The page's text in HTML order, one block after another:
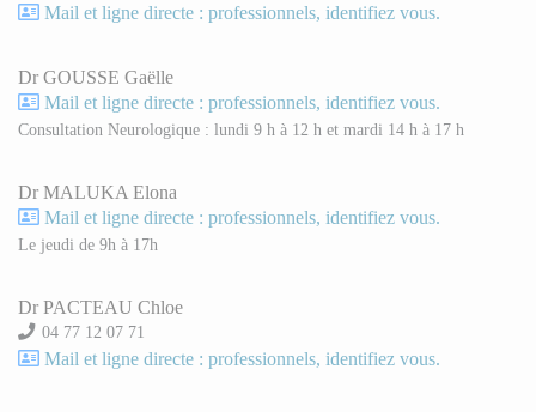
Mail et ligne directe : professionnels, identifiez vous.
Dr GOUSSE Gaëlle
Mail et ligne directe : professionnels, identifiez vous.
Consultation Neurologique : lundi 9 h à 12 h et mardi 14 h à 17 h
Dr MALUKA Elona
Mail et ligne directe : professionnels, identifiez vous.
Le jeudi de 9h à 17h
Dr PACTEAU Chloe
04 77 12 07 71
Mail et ligne directe : professionnels, identifiez vous.